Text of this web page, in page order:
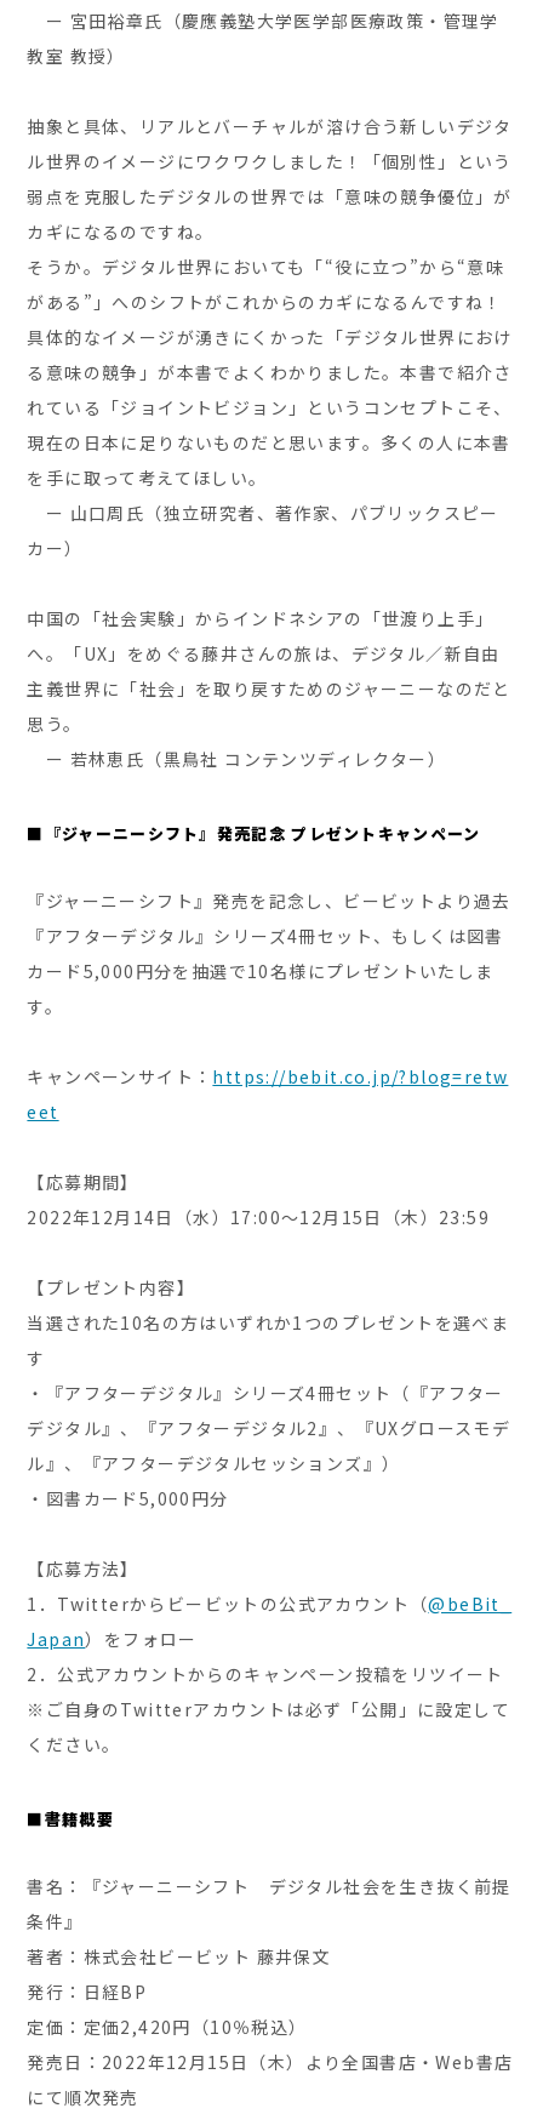
ー 宮田裕章氏（慶應義塾大学医学部医療政策・管理学
教室 教授）
抽象と具体、リアルとバーチャルが溶け合う新しいデジタ
ル世界のイメージにワクワクしました！「個別性」という
弱点を克服したデジタルの世界では「意味の競争優位」が
カギになるのですね。
そうか。デジタル世界においても「“役に立つ”から“意味
がある”」へのシフトがこれからのカギになるんですね！
具体的なイメージが湧きにくかった「デジタル世界におけ
る意味の競争」が本書でよくわかりました。本書で紹介さ
れている「ジョイントビジョン」というコンセプトこそ、
現在の日本に足りないものだと思います。多くの人に本書
を手に取って考えてほしい。
ー 山口周氏（独立研究者、著作家、パブリックスピー
カー）
中国の「社会実験」からインドネシアの「世渡り上手」
へ。「UX」をめぐる藤井さんの旅は、デジタル／新自由
主義世界に「社会」を取り戻すためのジャーニーなのだと
思う。
ー 若林恵氏（黒鳥社 コンテンツディレクター）
■『ジャーニーシフト』発売記念 プレゼントキャンペーン
『ジャーニーシフト』発売を記念し、ビービットより過去
『アフターデジタル』シリーズ4冊セット、もしくは図書
カード5,000円分を抽選で10名様にプレゼントいたしま
す。
キャンペーンサイト： https://bebit.co.jp/?blog=retw
eet
【応募期間】
2022年12月14日（水）17:00～12月15日（木）23:59
【プレゼント内容】
当選された10名の方はいずれか1つのプレゼントを選べま
す
・『アフターデジタル』シリーズ4冊セット（『アフター
デジタル』、『アフターデジタル2』、『UXグロースモデ
ル』、『アフターデジタルセッションズ』）
・図書カード5,000円分
【応募方法】
1．Twitterからビービットの公式アカウント（@beBit_
Japan）をフォロー
2．公式アカウントからのキャンペーン投稿をリツイート
※ご自身のTwitterアカウントは必ず「公開」に設定して
ください。
■書籍概要
書名：『ジャーニーシフト デジタル社会を生き抜く前提
条件』
著者：株式会社ビービット 藤井保文
発行：日経BP
定価：定価2,420円（10％税込）
発売日：2022年12月15日（木）より全国書店・Web書店
にて順次発売